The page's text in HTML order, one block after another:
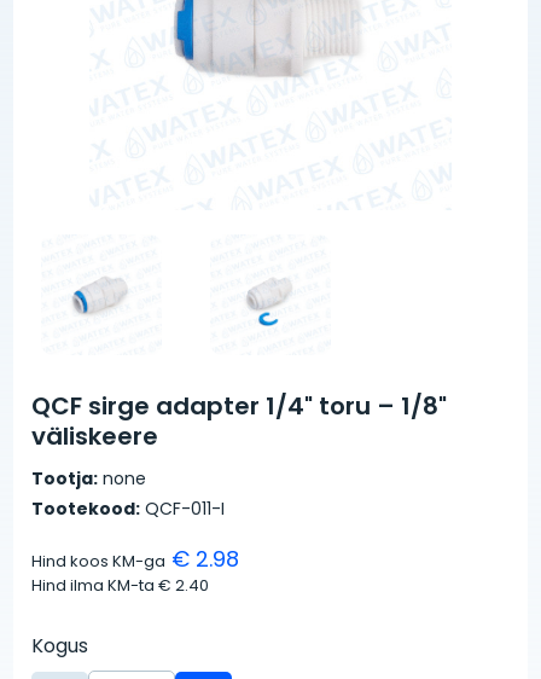
QCF sirge adapter 1/4" toru – 1/8"
väliskeere
Tootja: none
Tootekood: QCF-011-I
Hind koos KM-ga € 2.98
Hind ilma KM-ta€ 2.40
Kogus